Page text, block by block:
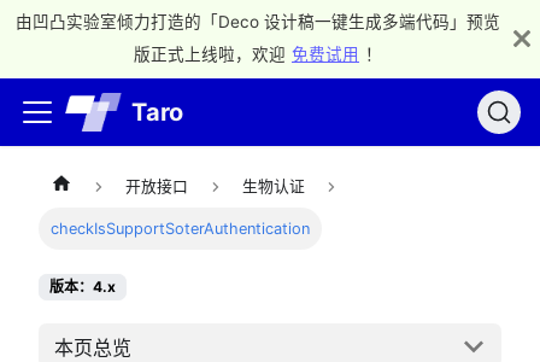
由凹凸实验室倾力打造的「Deco 设计稿一键生成多端代码」预览
版正式上线啦，欢迎 免费试用 ！
Taro
开放接口 生物认证
checkIsSupportSoterAuthentication
版本：4.x
本页总览